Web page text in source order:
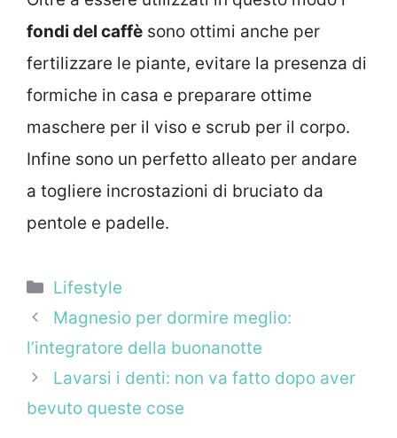
fondi del caffè sono ottimi anche per
fertilizzare le piante, evitare la presenza di
formiche in casa e preparare ottime
maschere per il viso e scrub per il corpo.
Infine sono un perfetto alleato per andare
a togliere incrostazioni di bruciato da
pentole e padelle.
Categorie
Lifestyle
Magnesio per dormire meglio:
l’integratore della buonanotte
Lavarsi i denti: non va fatto dopo aver
bevuto queste cose